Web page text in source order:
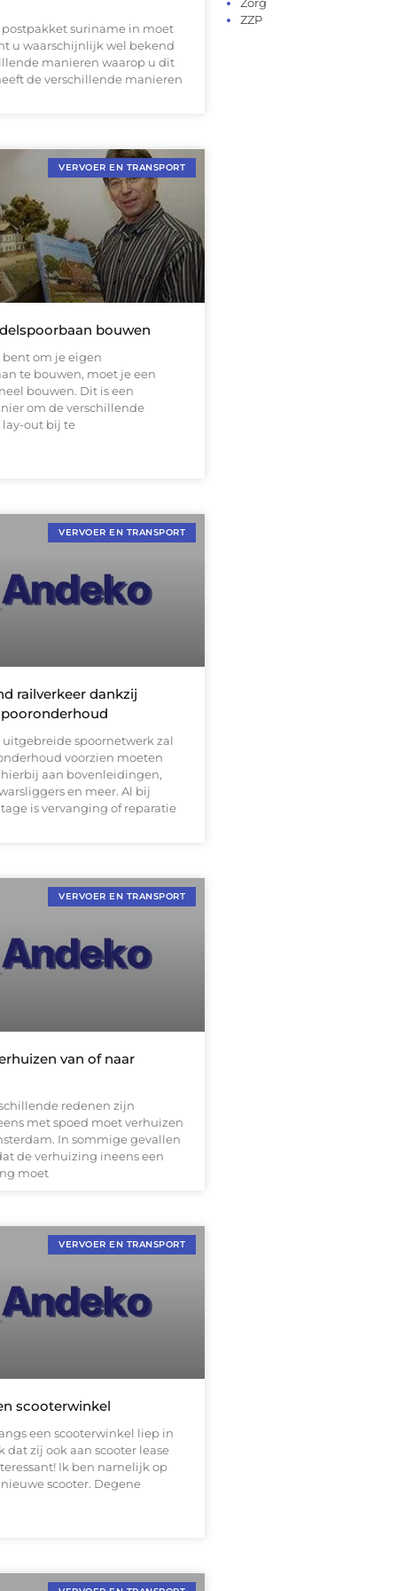
postpakket suriname in moet
u waarschijnlijk wel bekend
manieren waarop u dit
de verschillende manieren
VERVOER EN TRANSPORT
bouwen
bent om je eigen
te bouwen, moet je een
bouwen. Dit is een
om de verschillende
lay-out bij te
VERVOER EN TRANSPORT
railverkeer dankzij
spoornetwerk zal
voorzien moeten
aan bovenleidingen,
en meer. Al bij
is vervanging of reparatie
VERVOER EN TRANSPORT
van of naar
redenen zijn
met spoed moet verhuizen
In sommige gevallen
de verhuizing ineens een
moet
VERVOER EN TRANSPORT
scooterwinkel
een scooterwinkel liep in
dat zij ook aan scooter lease
Ik ben namelijk op
scooter. Degene
ZZP